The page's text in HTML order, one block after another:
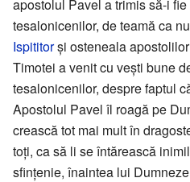
apostolul Pavel a trimis să-i
tesalonicenilor, de teamă ca
Ispititorşi osteneala
Timotei a venit cu veşti bune
tesalonicenilor, despre faptul
Apostolul Pavel îl roagă pe
crească tot mai mult în
toţi, ca să li se întărească
sfinţenie, înaintea lui